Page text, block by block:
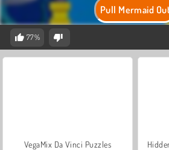
Pull Mermaid
77%
VegaMix Da Vinci Puzzles